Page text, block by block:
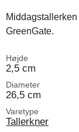
GreenGate.
Højde
2,5 cm
Diameter
26,5 cm
Varetype
Tallerkner